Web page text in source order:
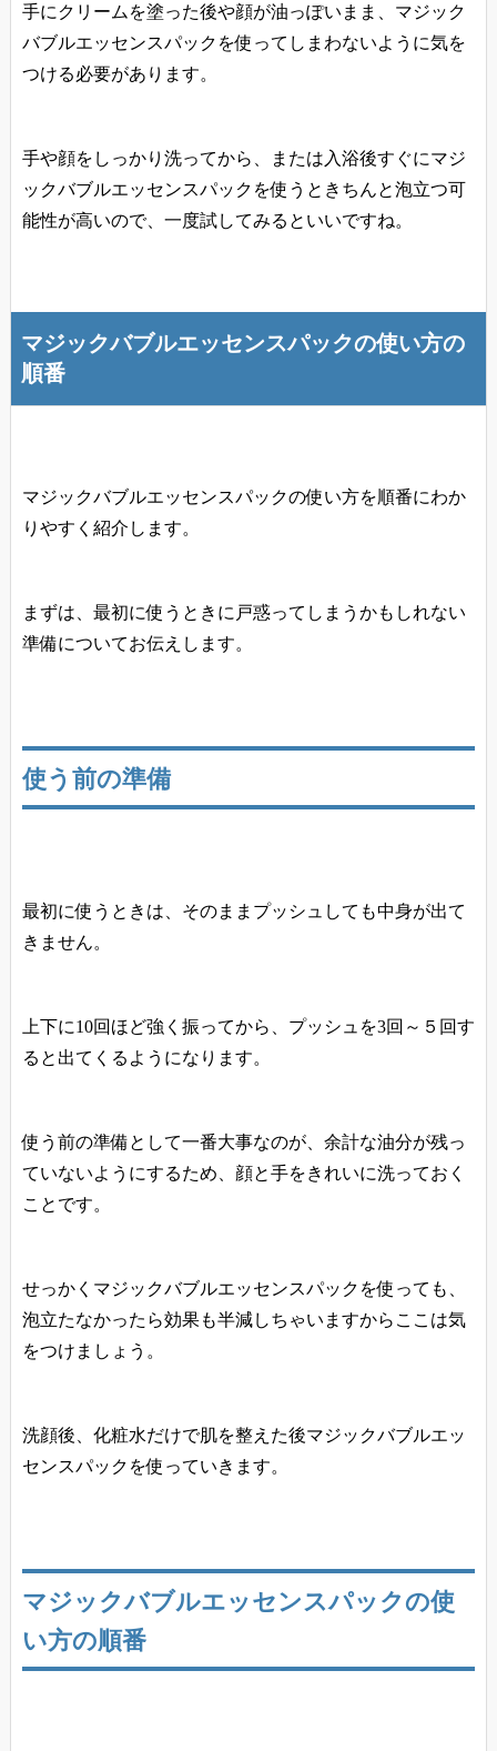
手にクリームを塗った後や顔が油っぽいまま、マジック
バブルエッセンスパックを使ってしまわないように気を
つける必要があります。
手や顔をしっかり洗ってから、または入浴後すぐにマジ
ックバブルエッセンスパックを使うときちんと泡立つ可
能性が高いので、一度試してみるといいですね。
マジックバブルエッセンスパックの使い方の
順番
マジックバブルエッセンスパックの使い方を順番にわか
りやすく紹介します。
まずは、最初に使うときに戸惑ってしまうかもしれない
準備についてお伝えします。
使う前の準備
最初に使うときは、そのままプッシュしても中身が出て
きません。
上下に10回ほど強く振ってから、プッシュを3回～５回す
ると出てくるようになります。
使う前の準備として一番大事なのが、余計な油分が残っ
ていないようにするため、顔と手をきれいに洗っておく
ことです。
せっかくマジックバブルエッセンスパックを使っても、
泡立たなかったら効果も半減しちゃいますからここは気
をつけましょう。
洗顔後、化粧水だけで肌を整えた後マジックバブルエッ
センスパックを使っていきます。
マジックバブルエッセンスパックの使
い方の順番